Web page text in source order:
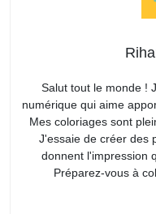
Salut tout le monde !
numérique qui aime
Mes coloriages sont
J'essaie de créer des
donnent l'impression
Préparez-vous à